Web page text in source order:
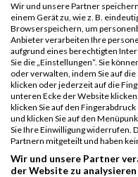
Wir und unsere Partner
einem Gerät zu, wie z. B.
Browserspeichern, um
Anbieter verarbeiten Ihre
aufgrund eines berechtigten
Sie die „Einstellungen“. Sie
oder verwalten, indem Sie auf
klicken oder jederzeit auf die
unteren Ecke der Website
klicken Sie auf den
und klicken Sie auf den
Sie Ihre Einwilligung widerrufen.
Partnern mitgeteilt und haben
Wir und unsere Partner
der Website zu